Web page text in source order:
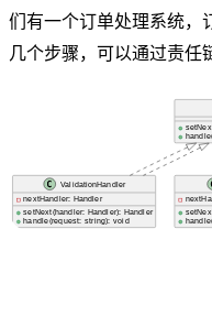
们有一个订单处理系统，
几个步骤，可以通过责任